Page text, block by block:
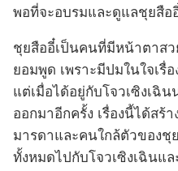
พอที่จะอบรมและดูแลชุยสือ
ชุยสืออี๋เป็นคนที่มีหน้าตาสว
ยอมพูด เพราะมีปมในใจเรื่
แต่เมื่อได้อยู่กับโจวเซิงเฉิ
ออกมาอีกครั้ง เรื่องนี้ได้สร้
มารดาและคนใกล้ตัวของชุ
ทั้งหมดไปกับโจวเซิงเฉินแ